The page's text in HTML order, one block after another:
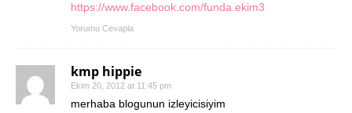
https://www.facebook.com/funda.ekim3
Yorumu Cevapla
kmp hippie
Ekim 20, 2012 at 11:45 pm
merhaba blogunun izleyicisiyim